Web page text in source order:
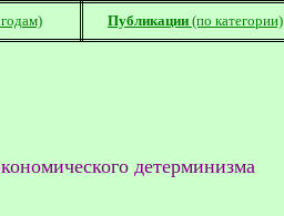
Публикации (по категории)
детерминизма